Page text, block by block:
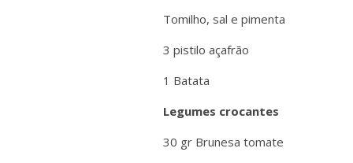
Tomilho, sal e pimenta
3 pistilo açafrão
1 Batata
Legumes crocantes
30 gr Brunesa tomate